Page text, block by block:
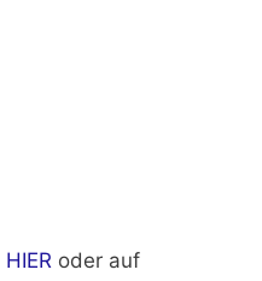
HIER oder auf